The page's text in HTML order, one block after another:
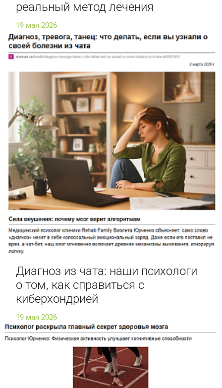
реальный метод лечения
19 мая 2026
Диагноз из чата: наши психологи
о том, как справиться с
киберхондрией
19 мая 2026